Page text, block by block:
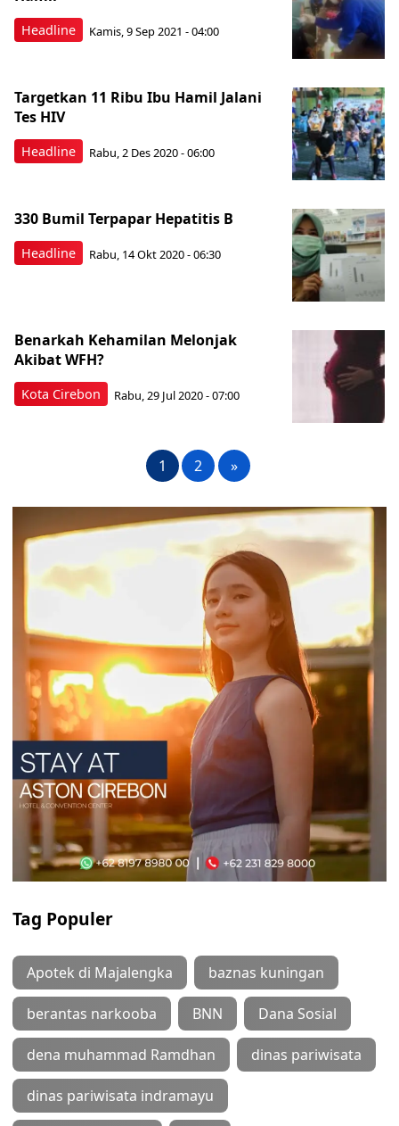
Headline Kamis, 9 Sep 2021 - 04:00
Headline
Targetkan 11 Ribu Ibu Hamil Jalani
Tes HIV
Rabu, 2 Des 2020 - 06:00
Headline
330 Bumil Terpapar Hepatitis B
Rabu, 14 Okt 2020 - 06:30
Kota Cirebon
Benarkah Kehamilan Melonjak
Akibat WFH?
Rabu, 29 Jul 2020 - 07:00
1 2 »
Tag Populer
Apotek di Majalengka baznas kuningan
berantas narkooba BNN Dana Sosial
dena muhammad Ramdhan dinas pariwisata
dinas pariwisata indramayu